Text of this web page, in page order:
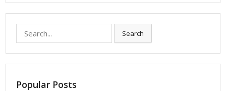
Search
Popular Posts